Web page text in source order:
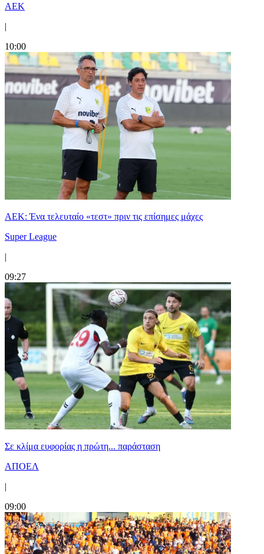
ΑΕΚ
|
10:00
ΑΕΚ: Ένα τελευταίο «τεστ» πριν τις επίσημες μάχες
Super League
|
09:27
Σε κλίμα ευφορίας η πρώτη... παράσταση
ΑΠΟΕΛ
|
09:00